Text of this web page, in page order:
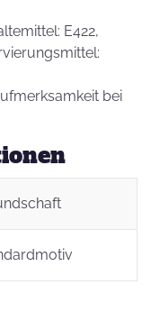
E422,
bei